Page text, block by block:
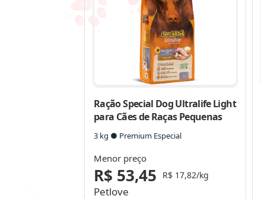
Ração Special Dog Ultralife Light
para Cães de Raças Pequenas
3 kg ● Premium Especial
Menor preço
R$ 53,45 R$ 17,82/kg
Petlove